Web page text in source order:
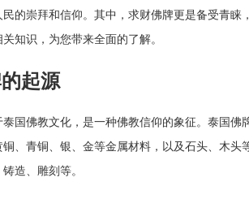
民的崇拜和信仰。其中，求财佛牌更是备受青
知识，为您带来全面的了解。
起源
泰国佛教文化，是一种佛教信仰的象征。泰国
、青铜、银、金等金属材料，以及石头、木
造、雕刻等。